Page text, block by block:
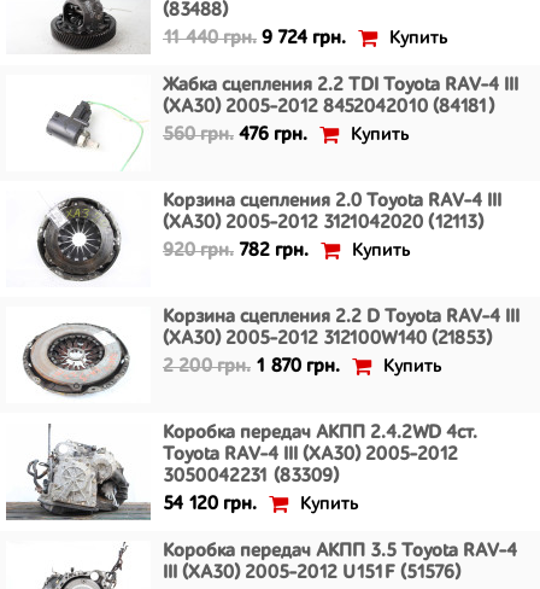
(83488)
11 440 грн. 9 724 грн. Купить
Жабка сцепления 2.2 TDI Toyota RAV-4 III
(XA30) 2005-2012 8452042010 (84181)
560 грн. 476 грн. Купить
Корзина сцепления 2.0 Toyota RAV-4 III
(XA30) 2005-2012 3121042020 (12113)
920 грн. 782 грн. Купить
Корзина сцепления 2.2 D Toyota RAV-4 III
(XA30) 2005-2012 312100W140 (21853)
2 200 грн. 1 870 грн. Купить
Коробка передач АКПП 2.4.2WD 4ст.
Toyota RAV-4 III (XA30) 2005-2012
3050042231 (83309)
54 120 грн.
Купить
Коробка передач АКПП 3.5 Toyota RAV-4
III (XA30) 2005-2012 U151F (51576)